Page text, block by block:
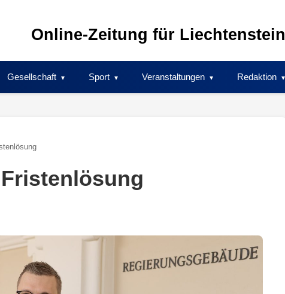
Online-Zeitung für Liechtenstein
Gesellschaft Sport Veranstaltungen Redaktion